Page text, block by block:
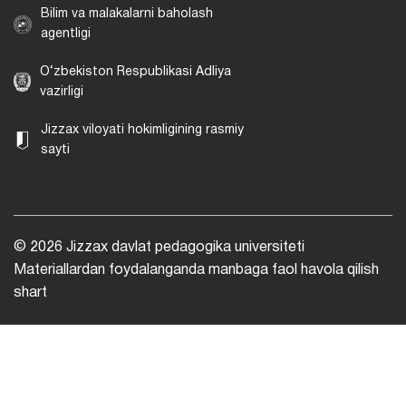
Bilim va malakalarni baholash
agentligi
O‘zbekiston Respublikasi Adliya
vazirligi
Jizzax viloyati hokimligining rasmiy
sayti
© 2026 Jizzax davlat pedagogika universiteti
Materiallardan foydalanganda manbaga faol havola qilish
shart